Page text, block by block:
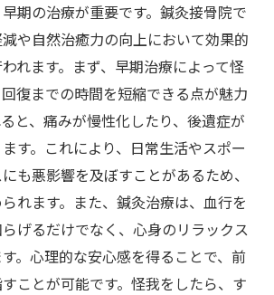
期の治療が重要です。鍼灸接骨院で
や自然治癒力の向上において効果的
れます。まず、早期治療によって怪
復までの時間を短縮できる点が魅力
と、痛みが慢性化したり、後遺症が
す。これにより、日常生活やスポー
も悪影響を及ぼすことがあるため、
れます。また、鍼灸治療は、血行を
げるだけでなく、心身のリラックス
。心理的な安心感を得ることで、前
ことが可能です。怪我をしたら、す